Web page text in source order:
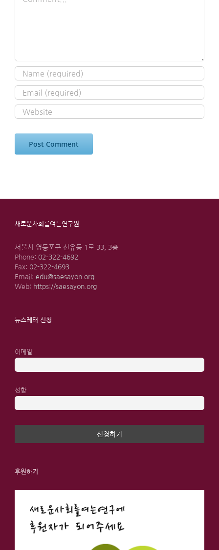
새로운사회를여는연구원
서울시 영등포구 선유동 1로 33, 3층
Phone: 02-322-4692
Fax: 02-322-4693
Email: edu@saesayon.org
Web: https://saesayon.org
뉴스레터 신청
이메일
성함
후원하기